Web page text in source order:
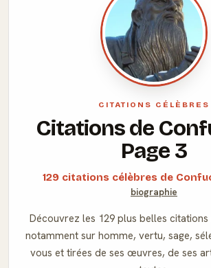
CITATIONS CÉLÈBRES
Citations de
Page 3
129 citations célèbres de
biographie
Découvrez les 129 plus belles citations
notamment sur homme, vertu, sage,
vous et tirées de ses œuvres, de ses